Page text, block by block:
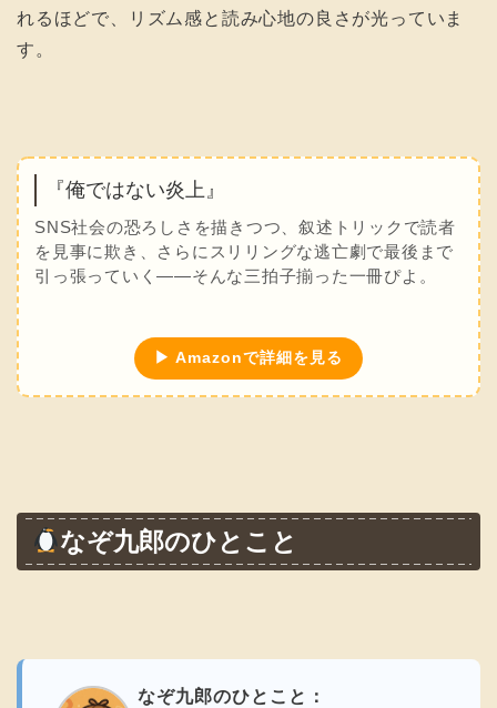
れるほどで、リズム感と読み心地の良さが光っていま
す。
『俺ではない炎上』
SNS社会の恐ろしさを描きつつ、叙述トリックで読者
を見事に欺き、さらにスリリングな逃亡劇で最後まで
引っ張っていく――そんな三拍子揃った一冊ぴよ。
▶ Amazonで詳細を見る
なぞ九郎のひとこと
なぞ九郎のひとこと：